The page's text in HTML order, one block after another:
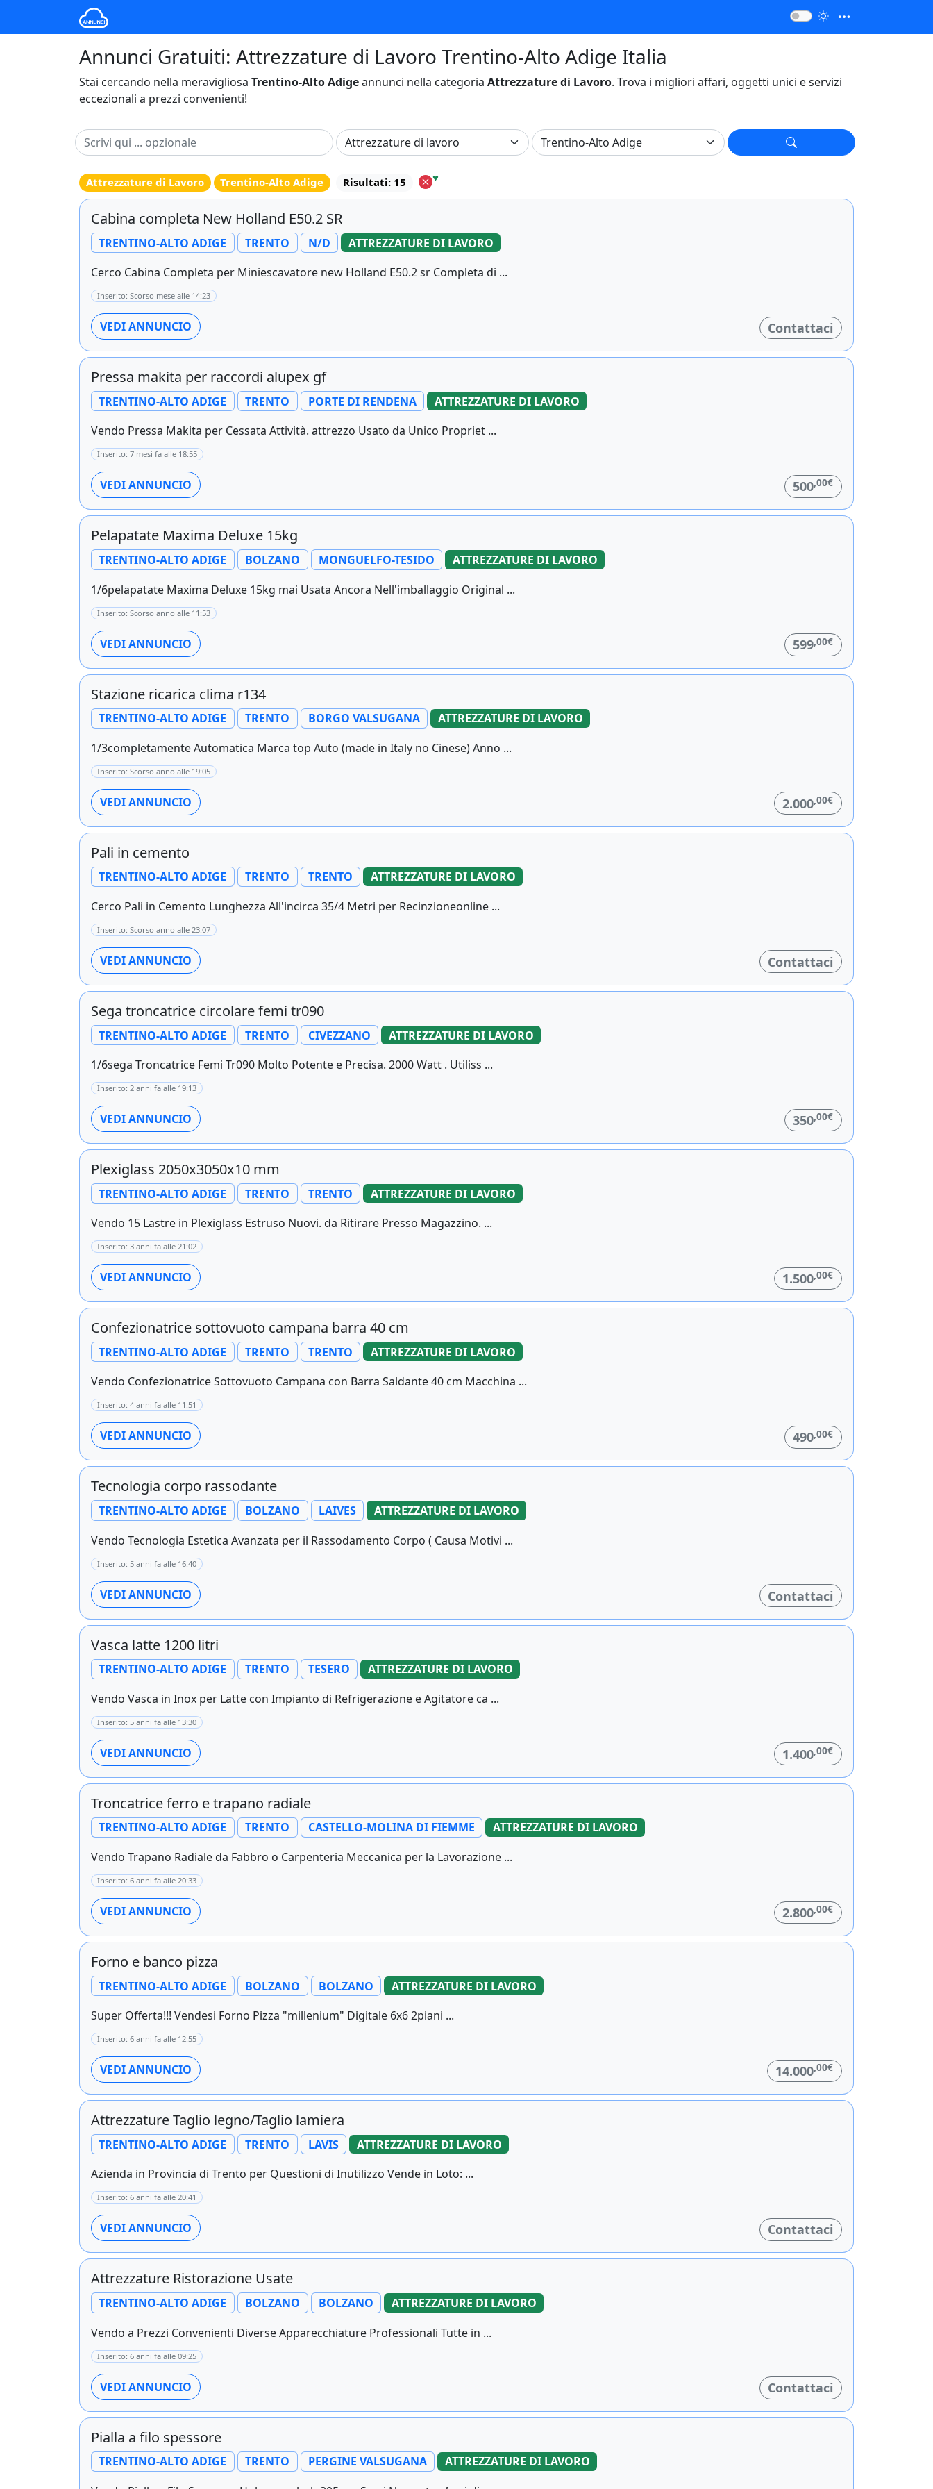
Annunci Gratuiti: Attrezzature di Lavoro Trentino-Alto Adige Italia
Stai cercando nella meravigliosa Trentino-Alto Adigeannunci nella categoria Attrezzature di Lavoro. Trova i migliori affari, oggetti unici e servizi
eccezionali a prezzi convenienti!
Attrezzature di Lavoro Trentino-Alto Adige Risultati: 15 ♥
Cabina completa New Holland E50.2 SR
TRENTINO-ALTO ADIGE TRENTO N/D
ATTREZZATURE DI LAVORO
Cerco Cabina Completa per Miniescavatore new Holland E50.2 sr Completa di ...
Inserito: Scorso mese alle 14:23
VEDI ANNUNCIO Contattaci
Pressa makita per raccordi alupex gf
TRENTINO-ALTO ADIGE TRENTO PORTE DI RENDENA
ATTREZZATURE DI LAVORO
Vendo Pressa Makita per Cessata Attività. attrezzo Usato da Unico Propriet ...
Inserito: 7 mesi fa alle 18:55
VEDI ANNUNCIO 500,00€
Pelapatate Maxima Deluxe 15kg
TRENTINO-ALTO ADIGE BOLZANO MONGUELFO-TESIDO
ATTREZZATURE DI LAVORO
1/6pelapatate Maxima Deluxe 15kg mai Usata Ancora Nell'imballaggio Original ...
Inserito: Scorso anno alle 11:53
VEDI ANNUNCIO 599,00€
Stazione ricarica clima r134
TRENTINO-ALTO ADIGE TRENTO BORGO VALSUGANA
ATTREZZATURE DI LAVORO
1/3completamente Automatica Marca top Auto (made in Italy no Cinese) Anno ...
Inserito: Scorso anno alle 19:05
VEDI ANNUNCIO 2.000,00€
Pali in cemento
TRENTINO-ALTO ADIGE TRENTO TRENTO
ATTREZZATURE DI LAVORO
Cerco Pali in Cemento Lunghezza All'incirca 35/4 Metri per Recinzioneonline ...
Inserito: Scorso anno alle 23:07
VEDI ANNUNCIO Contattaci
Sega troncatrice circolare femi tr090
TRENTINO-ALTO ADIGE TRENTO CIVEZZANO
ATTREZZATURE DI LAVORO
1/6sega Troncatrice Femi Tr090 Molto Potente e Precisa. 2000 Watt . Utiliss ...
Inserito: 2 anni fa alle 19:13
VEDI ANNUNCIO 350,00€
Plexiglass 2050x3050x10 mm
TRENTINO-ALTO ADIGE TRENTO TRENTO
ATTREZZATURE DI LAVORO
Vendo 15 Lastre in Plexiglass Estruso Nuovi. da Ritirare Presso Magazzino. ...
Inserito: 3 anni fa alle 21:02
VEDI ANNUNCIO 1.500,00€
Confezionatrice sottovuoto campana barra 40 cm
TRENTINO-ALTO ADIGE TRENTO TRENTO
ATTREZZATURE DI LAVORO
Vendo Confezionatrice Sottovuoto Campana con Barra Saldante 40 cm Macchina ...
Inserito: 4 anni fa alle 11:51
VEDI ANNUNCIO 490 ,00€
Tecnologia corpo rassodante
TRENTINO-ALTO ADIGE BOLZANO LAIVES
ATTREZZATURE DI LAVORO
Vendo Tecnologia Estetica Avanzata per il Rassodamento Corpo ( Causa Motivi ...
Inserito: 5 anni fa alle 16:40
VEDI ANNUNCIO Contattaci
Vasca latte 1200 litri
TRENTINO-ALTO ADIGE TRENTO TESERO
ATTREZZATURE DI LAVORO
Vendo Vasca in Inox per Latte con Impianto di Refrigerazione e Agitatore ca ...
Inserito: 5 anni fa alle 13:30
VEDI ANNUNCIO 1.400,00€
Troncatrice ferro e trapano radiale
TRENTINO-ALTO ADIGE TRENTO CASTELLO-MOLINA DI FIEMME
ATTREZZATURE DI LAVORO
Vendo Trapano Radiale da Fabbro o Carpenteria Meccanica per la Lavorazione ...
Inserito: 6 anni fa alle 20:33
VEDI ANNUNCIO 2.800,00€
Forno e banco pizza
TRENTINO-ALTO ADIGE BOLZANO BOLZANO
ATTREZZATURE DI LAVORO
Super Offerta!!! Vendesi Forno Pizza "millenium" Digitale 6x6 2piani ...
Inserito: 6 anni fa alle 12:55
VEDI ANNUNCIO 14.000,00€
Attrezzature Taglio legno/Taglio lamiera
TRENTINO-ALTO ADIGE TRENTO LAVIS
ATTREZZATURE DI LAVORO
Azienda in Provincia di Trento per Questioni di Inutilizzo Vende in Loto: ...
Inserito: 6 anni fa alle 20:41
VEDI ANNUNCIO Contattaci
Attrezzature Ristorazione Usate
TRENTINO-ALTO ADIGE BOLZANO BOLZANO
ATTREZZATURE DI LAVORO
Vendo a Prezzi Convenienti Diverse Apparecchiature Professionali Tutte in ...
Inserito: 6 anni fa alle 09:25
VEDI ANNUNCIO Contattaci
Pialla a filo spessore
TRENTINO-ALTO ADIGE TRENTO PERGINE VALSUGANA
ATTREZZATURE DI LAVORO